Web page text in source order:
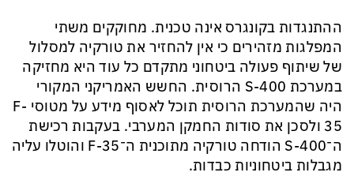
ההתנגדות בקונגרס אינה טכנית. מחוקקים משתי
המפלגות מזהירים כי אין להחזיר את טורקיה למסלול
של שיתוף פעולה ביטחוני מתקדם כל עוד היא מחזיקה
במערכת S-400 הרוסית. החשש האמריקני המקורי
היה שהמערכת הרוסית תוכל לאסוף מידע על מטוסי F-
35 ולסכן את סודות החמקן המערבי. בעקבות רכישת
ה־S-400 הודחה טורקיה מתוכנית ה־F-35 והוטלו עליה
מגבלות ביטחוניות כבדות.